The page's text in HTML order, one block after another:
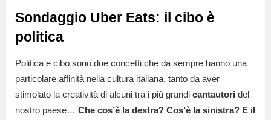
Sondaggio Uber Eats: il cibo è
politica
Politica e cibo sono due concetti che da sempre hanno una
particolare affinità nella cultura italiana, tanto da aver
stimolato la creatività di alcuni tra i più grandi cantautori del
nostro paese… Che cos’è la destra? Cos’è la sinistra? E il